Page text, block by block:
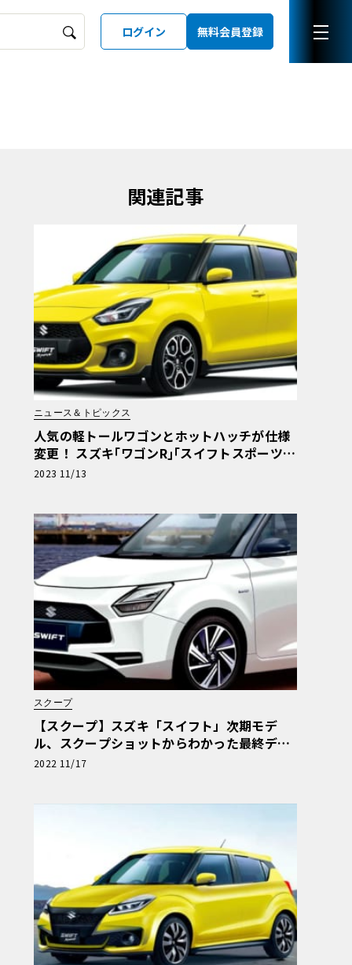
ログイン 無料会員登録
関連記事
ニュース＆トピックス
人気の軽トールワゴンとホットハッチが仕様
変更！ スズキ｢ワゴンR｣｢スイフトスポーツ｣
を一部仕様変更して発売
2023 11/13
スクープ
【スクープ】スズキ「スイフト」次期モデ
ル、スクープショットからわかった最終デザ
インを大公開！
2022 11/17